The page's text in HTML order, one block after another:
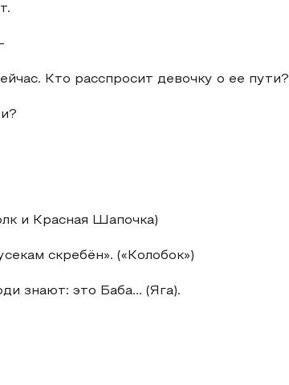
Кто расспросит девочку о ее пути?
и Красная Шапочка)
скребён». («Колобок»)
знают: это Баба... (Яга).